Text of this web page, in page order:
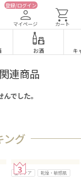
登録/ログイン
マイページ カート
お酒 キ
連商品
でした。
ング
基本ケア 乾燥・敏感肌